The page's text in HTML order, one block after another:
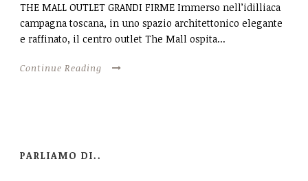
THE MALL OUTLET GRANDI FIRME Immerso nell’idilliaca
campagna toscana, in uno spazio architettonico elegante
e raffinato, il centro outlet The Mall ospita...
Continue Reading
PARLIAMO DI..